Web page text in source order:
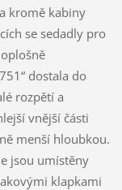
kromě kabiny
se sedadly pro
dostala do
rozpětí a
vnější části
menší hloubkou.
jsou umístěny
klapkami